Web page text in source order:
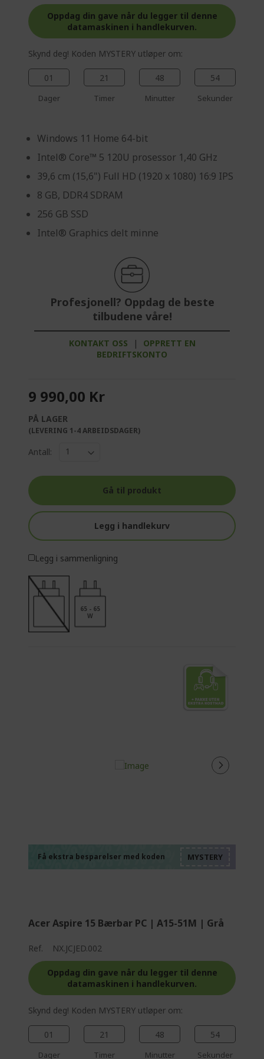
e
Oppdag din gave når du legger til denne
datamaskinen i handlekurven.
Skynd deg! Koden MYSTERY utløper om:
01
Dager
21
Timer
48
Minutter
53
Sekunder
Windows 11 Home 64-bit
Intel® Core™ 5 120U prosessor 1,40 GHz
39,6 cm (15,6") Full HD (1920 x 1080) 16:9 IPS
8 GB, DDR4 SDRAM
256 GB SSD
Intel® Graphics delt minne
Profesjonell? Oppdag de beste
tilbudene våre!
KONTAKT OSS |
OPPRETT EN
BEDRIFTSKONTO
9 990,00 Kr
PÅ LAGER
(LEVERING 1-4 ARBEIDSDAGER)
Antall:
Gå til produkt
Legg i handlekurv
Legg i sammenligning
65 - 65
W
Få ekstra besparelser med koden
Acer Aspire 15 Bærbar PC | A15-51M | Grå
Ref. NX.JCJED.002
Oppdag din gave når du legger til denne
datamaskinen i handlekurven.
Skynd deg! Koden MYSTERY utløper om:
01
Dager
21
Timer
48
Minutter
53
Sekunder